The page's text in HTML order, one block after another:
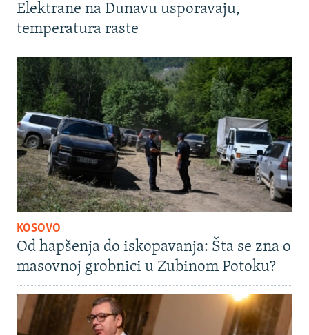
Elektrane na Dunavu usporavaju,
temperatura raste
KOSOVO
Od hapšenja do iskopavanja: Šta se zna o
masovnoj grobnici u Zubinom Potoku?